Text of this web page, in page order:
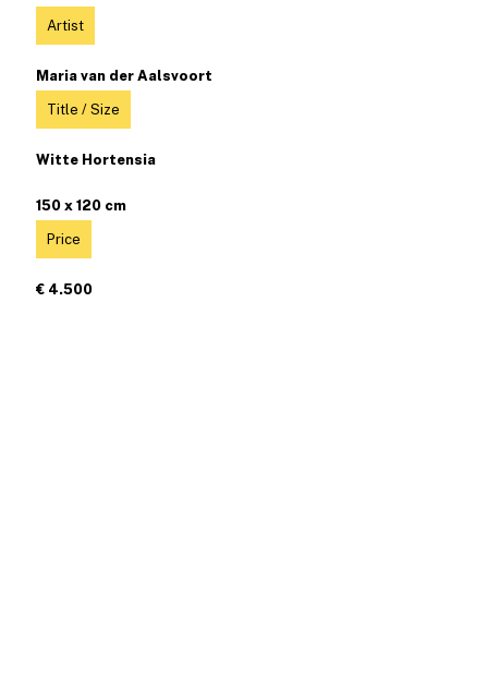
Artist
Maria van der Aalsvoort
Title / Size
Witte Hortensia
150 x 120 cm
Price
€ 4.500